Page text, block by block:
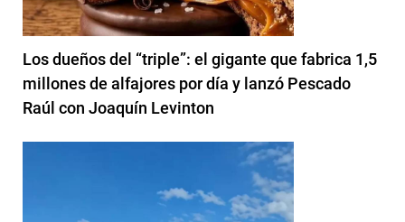
Los dueños del “triple”: el gigante que fabrica 1,5
millones de alfajores por día y lanzó Pescado
Raúl con Joaquín Levinton